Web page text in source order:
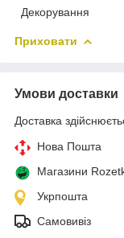
Декорування
Приховати
Умови доставки
Доставка
Нова Пошта
Магазини
Укрпошта
Самовивіз